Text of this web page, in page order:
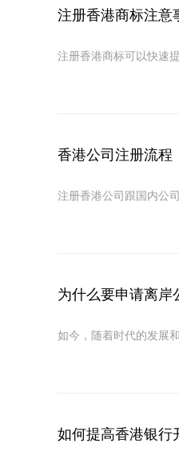
注册香港商标注意
注册香港商标可以快速
香港公司注册流程
注册香港公司跟国内公
为什么要申请离岸
如今，随着时代的发展
如何提高香港银行